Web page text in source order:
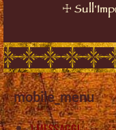
☩
mobile_menu